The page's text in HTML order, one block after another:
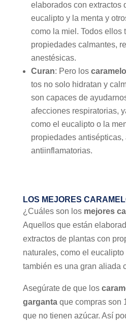
elaborados con extractos
eucalipto y la menta y
como la miel. Todos ellos
propiedades calmantes,
anestésicas.
Curan: Pero los
tos no solo hidratan y
son capaces de
afecciones respiratorias,
como el eucalipto o la
propiedades
antiinflamatorias.
LOS MEJORES
¿Cuáles son los mejores
Aquellos que están
extractos de plantas con
naturales, como el eucalipto
también es una gran aliada
Asegúrate de que los
gargantaque compras son
que no tienen azúcar. Así